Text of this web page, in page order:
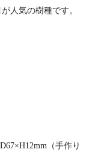
人気の樹種です。
（手作り